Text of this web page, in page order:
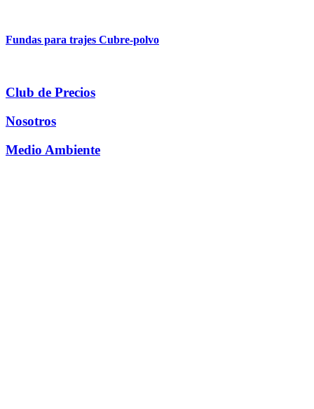
Fundas para trajes Cubre-polvo
Club de Precios
Nosotros
Medio Ambiente